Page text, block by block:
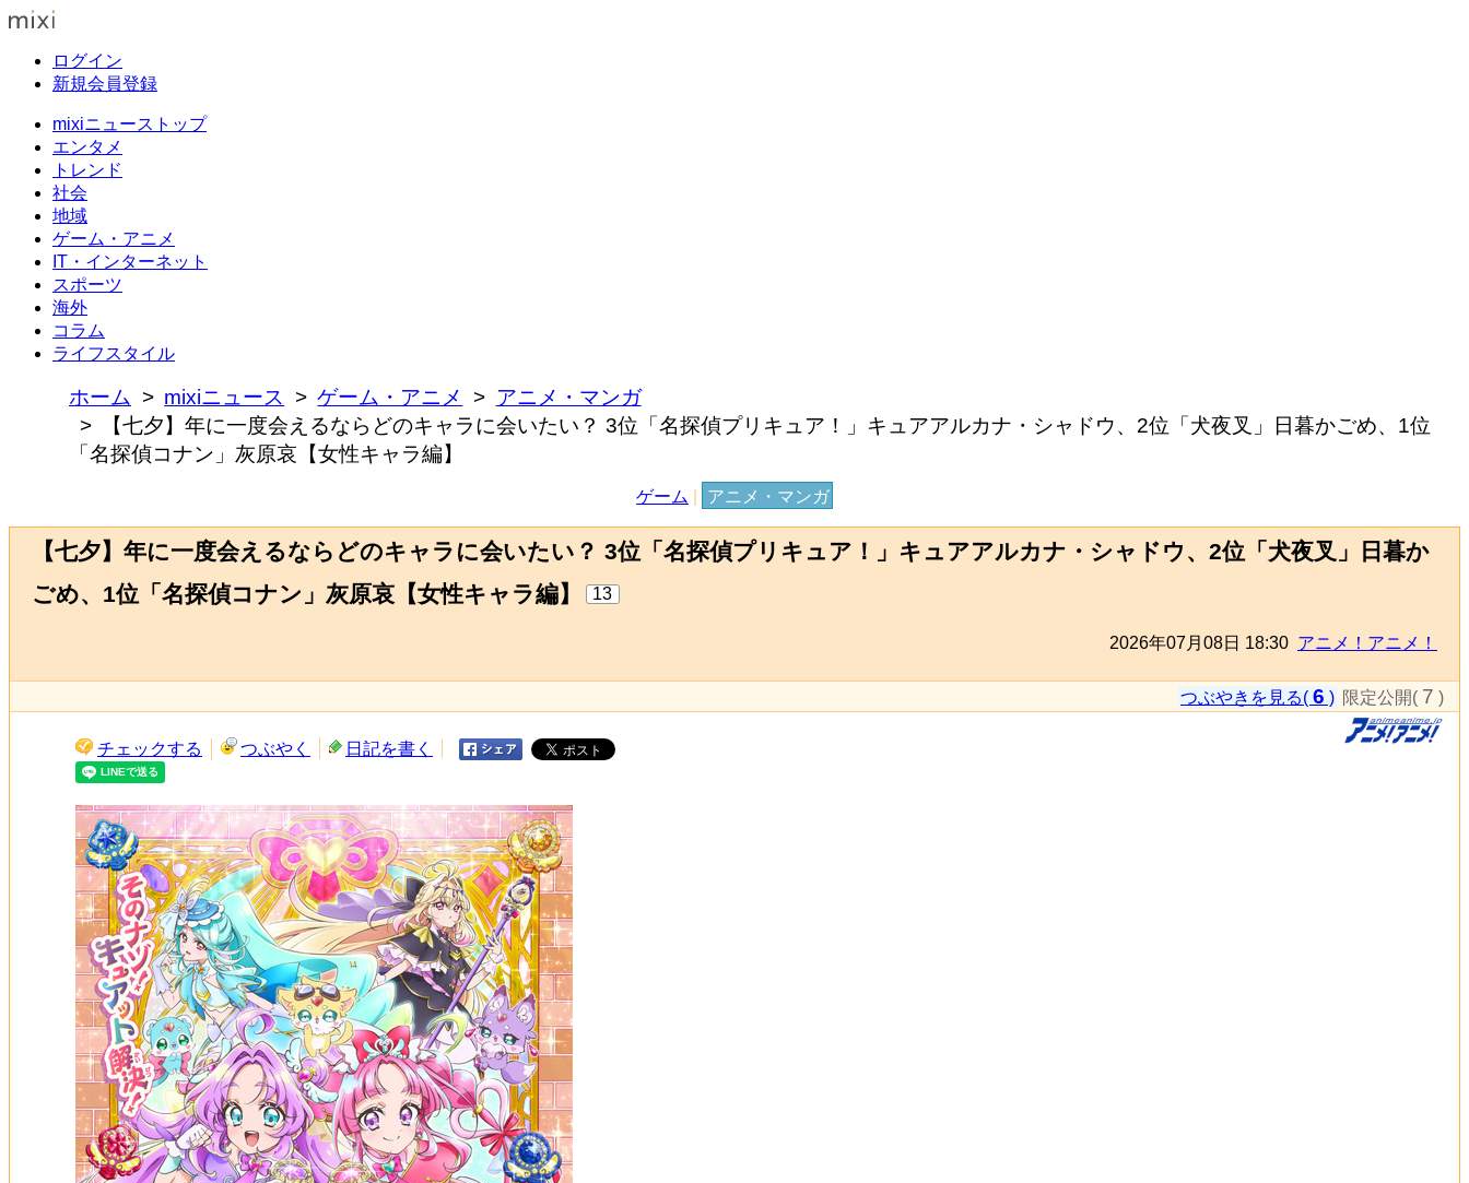
ログイン
新規会員登録
mixiニューストップ
エンタメ
トレンド
社会
地域
ゲーム・アニメ
IT・インターネット
スポーツ
海外
コラム
ライフスタイル
ホーム mixiニュース ゲーム・アニメ
アニメ・マンガ
【七夕】年に一度会えるならどのキャラに会いたい？ 3位「名探偵プリキュア！」キュアアルカナ・シャドウ、2位「犬夜叉」日暮かごめ、1位
「名探偵コナン」灰原哀【女性キャラ編】
ゲーム アニメ・マンガ
【七夕】年に一度会えるならどのキャラに会いたい？ 3位「名探偵プリキュア！」キュアアルカナ・シャドウ、2位「犬夜叉」日暮か
ごめ、1位「名探偵コナン」灰原哀【女性キャラ編】
13
2026年07月08日 18:30 アニメ！アニメ！
つぶやきを見る( 6 ) 限定公開( 7 )
チェックする つぶやく 日記を書く